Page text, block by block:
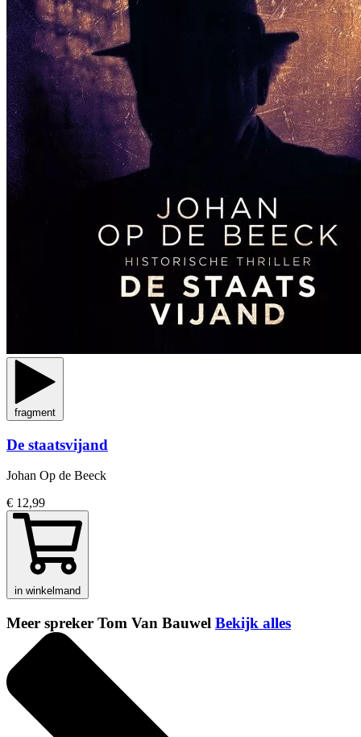
fragment
De staatsvijand
Johan Op de Beeck
€ 12,99
in winkelmand
Meer spreker Tom Van Bauwel Bekijk alles